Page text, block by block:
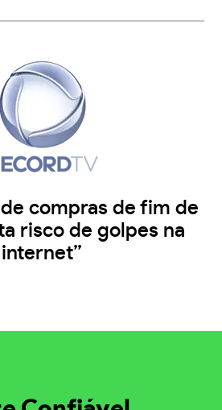
compras de fim de
risco de golpes na
internet”